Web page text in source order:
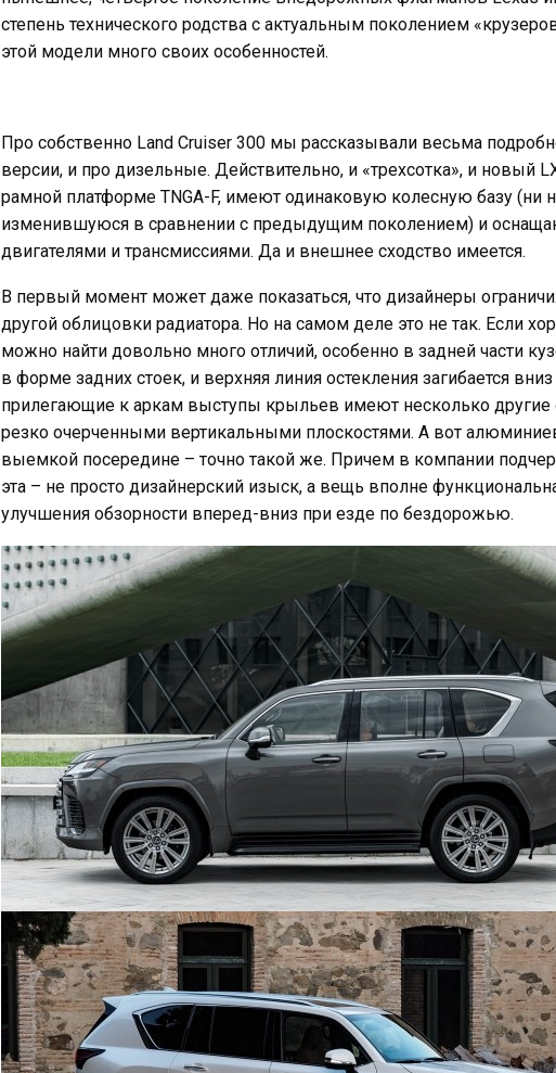
степень технического родства с актуальным поколением
этой модели много своих особенностей.
Про собственно Land Cruiser 300 мы рассказывали весьма
версии, и про дизельные. Действительно, и «трехсотка», и новый
рамной платформе TNGA-F, имеют одинаковую колесную базу (ни
изменившуюся в сравнении с предыдущим поколением) и
двигателями и трансмиссиями. Да и внешнее сходство имеется.
В первый момент может даже показаться, что дизайнеры
другой облицовки радиатора. Но на самом деле это не так. Если
можно найти довольно много отличий, особенно в задней части
в форме задних стоек, и верхняя линия остекления загибается
прилегающие к аркам выступы крыльев имеют несколько другие
резко очерченными вертикальными плоскостями. А вот
выемкой посередине – точно такой же. Причем в компании
эта – не просто дизайнерский изыск, а вещь вполне
улучшения обзорности вперед-вниз при езде по бездорожью.